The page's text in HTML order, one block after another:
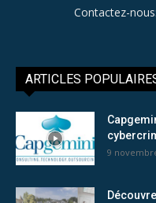
Contactez-nous:
ARTICLES
9